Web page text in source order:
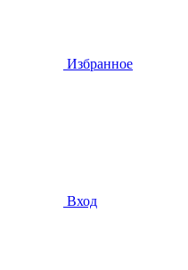
Избранное
Вход